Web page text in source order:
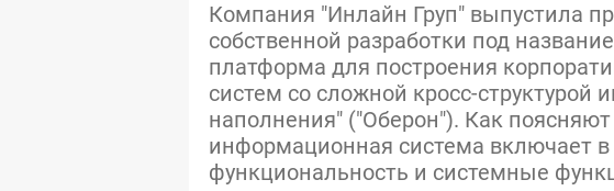
Компания "Инлайн Груп" выпустила
собственной разработки под
платформа для построения
систем со сложной кросс-структурой
наполнения" ("Оберон"). Как
информационная система включает
функциональность и системные